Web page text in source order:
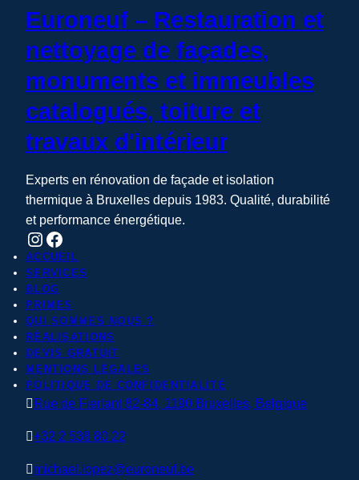
Euroneuf – Restauration et
nettoyage de façades,
monuments et immeubles
catalogués, toiture et
travaux d'intérieur
Experts en rénovation de façade et isolation
thermique à Bruxelles depuis 1983. Qualité, durabilité
et performance énergétique.
Instagram Facebook
ACCUEIL
SERVICES
BLOG
PRIMES
QUI SOMMES NOUS ?
RÉALISATIONS
DEVIS GRATUIT
MENTIONS LÉGALES
POLITIQUE DE CONFIDENTIALITÉ
 Rue de Fierlant 82-84, 1190 Bruxelles, Belgique
+32 2 538 80 22
michael.lopez@euroneuf.be